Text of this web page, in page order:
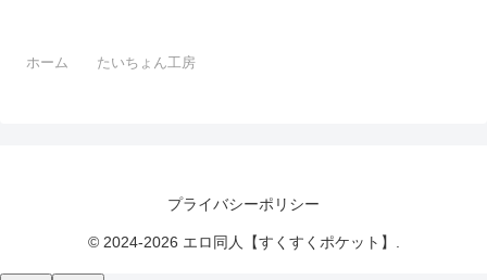
ホーム たいちょん工房
プライバシーポリシー
© 2024-2026 エロ同人【すくすくポケット】.